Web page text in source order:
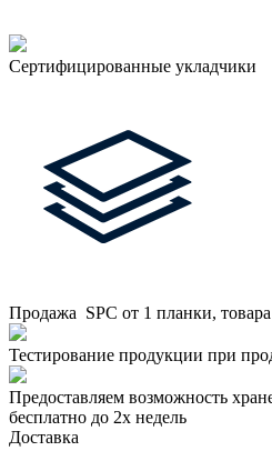
Сертифицированные укладчики
Продажа SPC от 1 планки,
Тестирование продукции при
Предоставляем возможность
бесплатно до 2х недель
Доставка